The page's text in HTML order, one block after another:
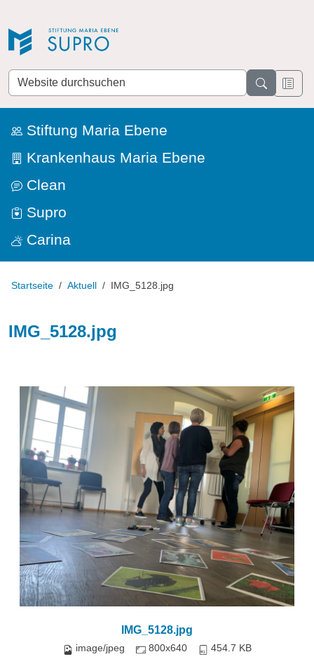
Website
durchsuchen
Stiftung Maria Ebene
Krankenhaus Maria Ebene
Clean
Supro
Carina
Startseite Aktuell IMG_5128.jpg
IMG_5128.jpg
IMG_5128.jpg
image/jpeg 800x640 454.7 KB